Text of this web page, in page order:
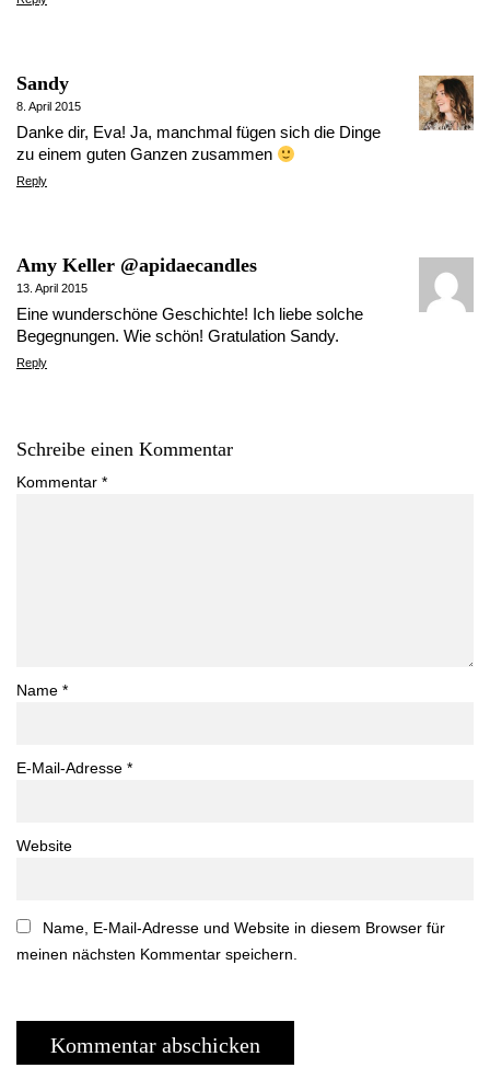
Sandy
8. April 2015
Danke dir, Eva! Ja, manchmal fügen sich die Dinge
zu einem guten Ganzen zusammen
Reply
Amy Keller @apidaecandles
13. April 2015
Eine wunderschöne Geschichte! Ich liebe solche
Begegnungen. Wie schön! Gratulation Sandy.
Reply
Schreibe einen Kommentar
Kommentar *
Name *
E-Mail-Adresse *
Website
Name, E-Mail-Adresse und Website in diesem Browser für
meinen nächsten Kommentar speichern.